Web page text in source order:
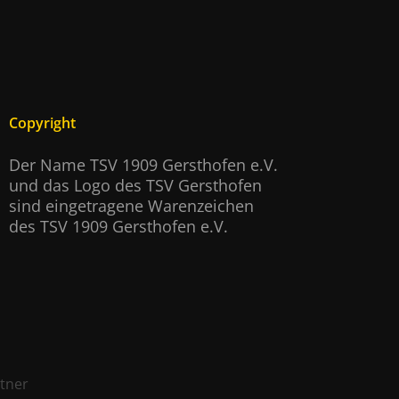
Copyright
Der Name TSV 1909 Gersthofen e.V.
und das Logo des TSV Gersthofen
sind eingetragene Warenzeichen
des TSV 1909 Gersthofen e.V.